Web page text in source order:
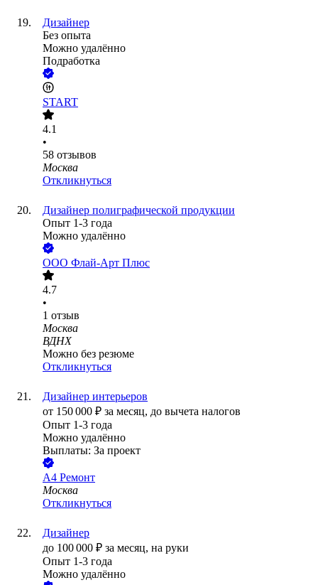
Дизайнер
Без опыта
Можно удалённо
Подработка
START
4.1
•
58 отзывов
Москва
Откликнуться
Дизайнер полиграфической продукции
Опыт 1-3 года
Можно удалённо
ООО Флай-Арт Плюс
4.7
•
1 отзыв
Москва
ВДНХ
Можно без резюме
Откликнуться
Дизайнер интерьеров
от 150 000 ₽ за месяц, до вычета налогов
Опыт 1-3 года
Можно удалённо
Выплаты: За проект
А4 Ремонт
Москва
Откликнуться
Дизайнер
до 100 000 ₽ за месяц, на руки
Опыт 1-3 года
Можно удалённо